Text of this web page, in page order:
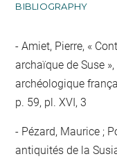
BIBLIOGRAPHY
Amiet, Pierre, «
archaïque de Suse
archéologique
p. 59, pl. XVI, 3
Pézard, Maurice ;
antiquités de la